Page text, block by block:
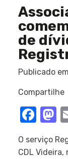
de
Publicado em
Compartilhe
O serviço
CDL